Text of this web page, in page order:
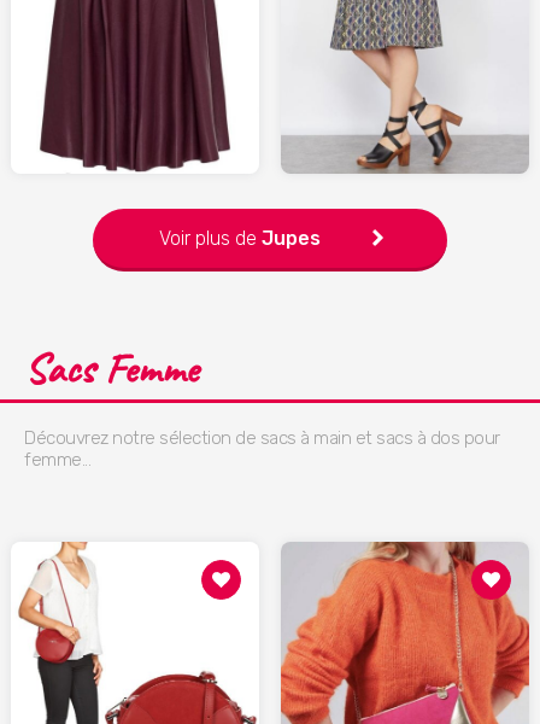
24.99
LAREDOUTE.fr
Voir plus de Jupes
Sacs Femme
Découvrez notre sélection de sacs à main et sacs à dos pour
femme...
119.00 26.00